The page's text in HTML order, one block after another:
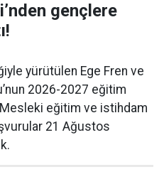
gençlere
yürütülen Ege Fren ve
2026-2027 eğitim
Mesleki eğitim ve istihdam
21 Ağustos